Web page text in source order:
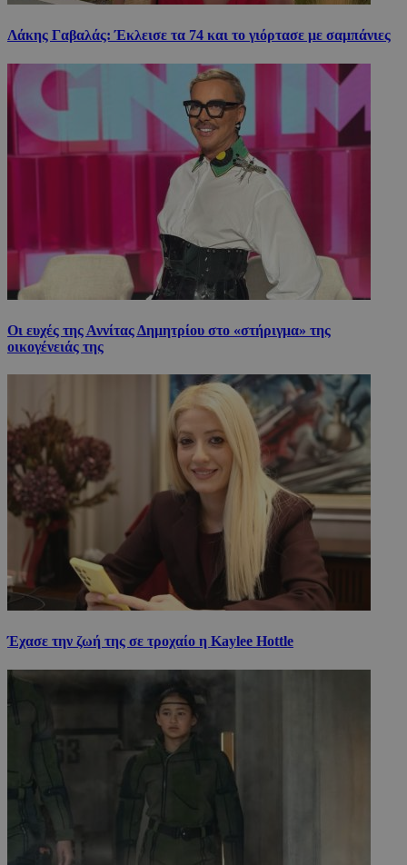
Λάκης Γαβαλάς: Έκλεισε τα 74 και το γιόρτασε με σαμπάνιες
Οι ευχές της Αννίτας Δημητρίου στο «στήριγμα» της
οικογένειάς της
Έχασε την ζωή της σε τροχαίο η Kaylee Hottle